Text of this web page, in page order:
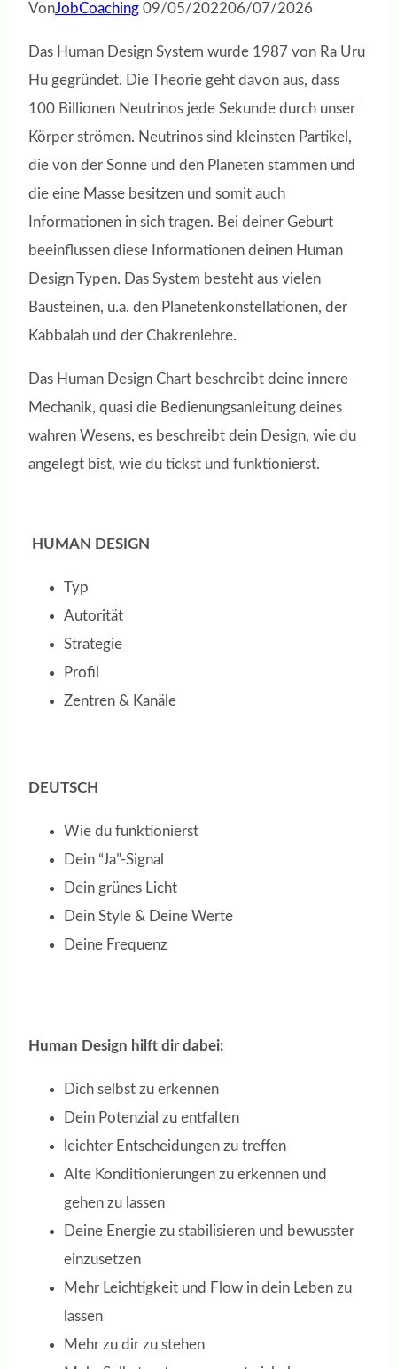
VonJobCoaching 09/05/202206/07/2026
Das Human Design System wurde 1987 von Ra Uru
Hu gegründet. Die Theorie geht davon aus, dass
100 Billionen Neutrinos jede Sekunde durch unser
Körper strömen. Neutrinos sind kleinsten Partikel,
die von der Sonne und den Planeten stammen und
die eine Masse besitzen und somit auch
Informationen in sich tragen. Bei deiner Geburt
beeinflussen diese Informationen deinen Human
Design Typen. Das System besteht aus vielen
Bausteinen, u.a. den Planetenkonstellationen, der
Kabbalah und der Chakrenlehre.
Das Human Design Chart beschreibt deine innere
Mechanik, quasi die Bedienungsanleitung deines
wahren Wesens, es beschreibt dein Design, wie du
angelegt bist, wie du tickst und funktionierst.
HUMAN DESIGN
Typ
Autorität
Strategie
Profil
Zentren & Kanäle
DEUTSCH
Wie du funktionierst
Dein “Ja”-Signal
Dein grünes Licht
Dein Style & Deine Werte
Deine Frequenz
Human Design hilft dir dabei:
Dich selbst zu erkennen
Dein Potenzial zu entfalten
leichter Entscheidungen zu treffen
Alte Konditionierungen zu erkennen und
gehen zu lassen
Deine Energie zu stabilisieren und bewusster
einzusetzen
Mehr Leichtigkeit und Flow in dein Leben zu
lassen
Mehr zu dir zu stehen